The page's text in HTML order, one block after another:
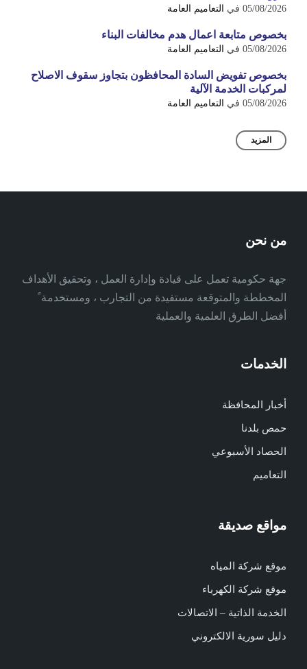
05/08/2026 في التعاميم العامة
بخصوص متابعة اعمال هدم مخالفات البناء
05/08/2026 في التعاميم العامة
بخصوص تفويض السادة المحافظون بتجاوز سقوف الاصلاح
لمركبات الخدمة الآلية
05/08/2026 في التعاميم العامة
المزيد
من نحن
جهة حكومية تعمل على قيادة وإدارة العمل ، وتحقيق الأهداف
المخططة والمتوقعة مستفيدة من التجارب ، ومستخدمة ً
أفضل الطرق العلمية والعملية
الخدمات
أخبار المحافظة
حمص بلدنا
الحصاد الأسبوعي
التعاميم
مواقع صديقة
موقع شركة المياه
موقع شركة الكهرباء
الخدمة الذاتية – الاتصالات
دليل سورية الالكتروني